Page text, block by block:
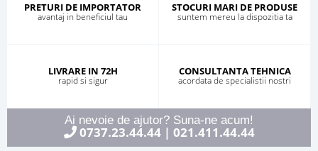
PRETURI DE IMPORTATOR
avantaj in beneficiul tau
STOCURI MARI DE PRODUSE
suntem mereu la dispozitia ta
LIVRARE IN 72H
rapid si sigur
CONSULTANTA TEHNICA
acordata de specialistii nostri
Ai nevoie de ajutor? Suna-ne acum!
0737.23.44.44| 021.411.44.44